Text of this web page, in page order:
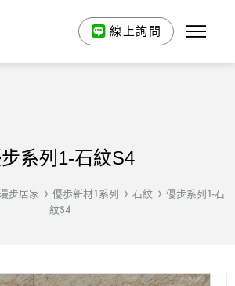
線上詢問
系列1-石紋S4
步居家 優歩新材1系列 石紋
優步系列1-石
紋S4